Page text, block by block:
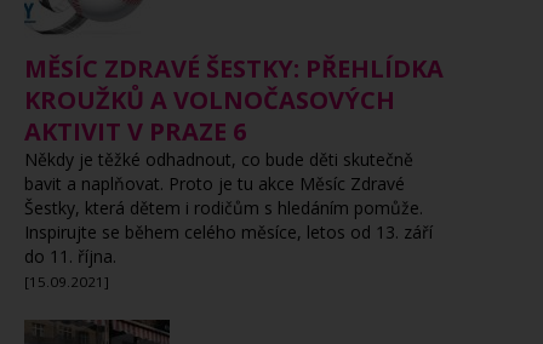
MĚSÍC ZDRAVÉ ŠESTKY: PŘEHLÍDKA
KROUŽKŮ A VOLNOČASOVÝCH
AKTIVIT V PRAZE 6
Někdy je těžké odhadnout, co bude děti skutečně
bavit a naplňovat. Proto je tu akce Měsíc Zdravé
Šestky, která dětem i rodičům s hledáním pomůže.
Inspirujte se během celého měsíce, letos od 13. září
do 11. října.
[15.09.2021]